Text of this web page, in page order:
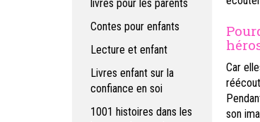
livres pour les parents
Contes pour enfants
Lecture et enfant
Livres enfant sur la
confiance en soi
1001 histoires dans les
Car
son